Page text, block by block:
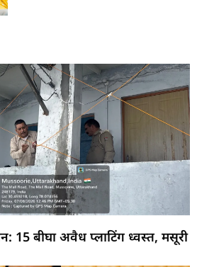
15 बीघा अवैध प्लाटिंग ध्वस्त, मसूरी